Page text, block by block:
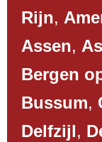
Rijn,
Assen,
Bergen
Bussum,
Delfzijl,